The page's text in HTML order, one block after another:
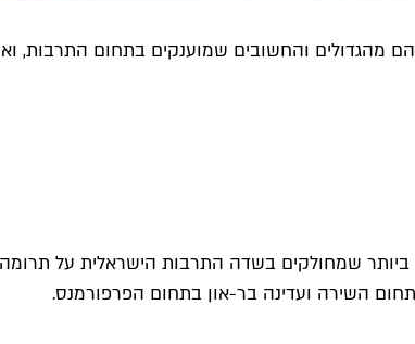
מהגדולים והחשובים שמוענקים בתחום התרבות,
ביותר שמחולקים בשדה התרבות הישראלית על
השירה ועדינה בר-און בתחום הפרפורמנס.